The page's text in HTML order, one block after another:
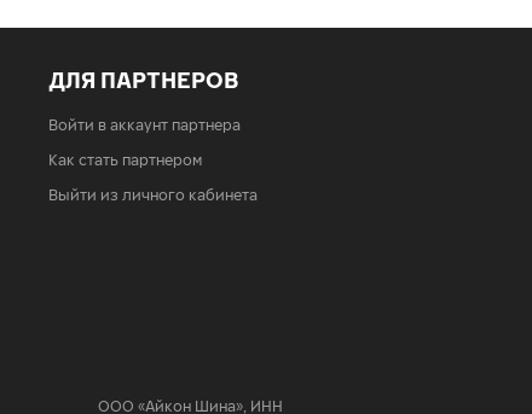
ДЛЯ ПАРТНЕРОВ
Войти в аккаунт партнера
Как стать партнером
Выйти из личного кабинета
ООО «Айкон Шина», ИНН